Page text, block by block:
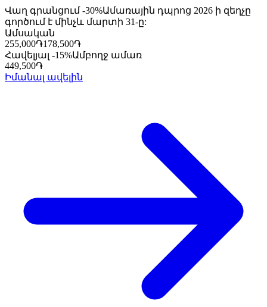
Վաղ գրանցում -30%Ամառային դպրոց 2026 ի զեղչը
գործում է մինչև մարտի 31-ը:
Ամսական
255,000֏178,500֏
Հավելյալ -15%Ամբողջ ամառ
449,500֏
Իմանալ ավելին